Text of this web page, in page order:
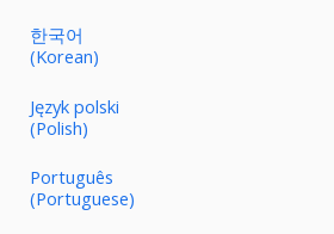
한국어
(Korean)
Język polski
(Polish)
Português
(Portuguese)